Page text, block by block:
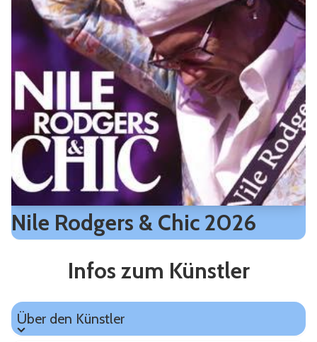
Nile Rodgers & Chic 2026
Infos zum Künstler
Über den Künstler
Über den Künstler